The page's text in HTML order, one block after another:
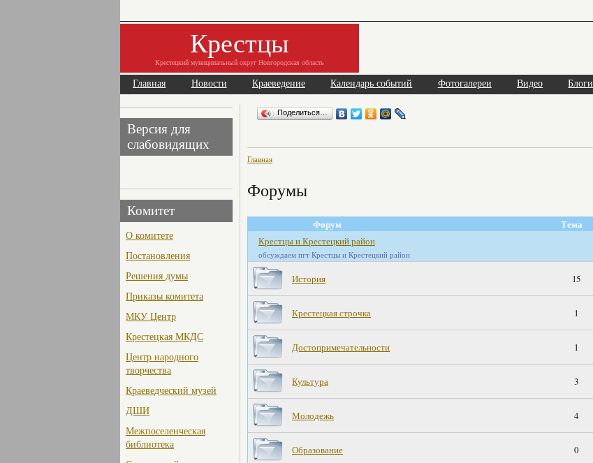
Крестцы
Крестецкий муниципальный округ Новгородская область
Главная Новости Краеведение Календарь событий Фотогалереи Видео Блоги
Версия для
слабовидящих
Комитет
О комитете
Постановления
Решения думы
Приказы комитета
МКУ Центр
Крестецкая МКДС
Центр народного
творчества
Краеведческий музей
ДШИ
Межпоселенческая
библиотека
Поделиться…
Главная
Форумы
Форум Тема
Крестцы и Крестецкий район
обсуждаем пгт Крестцы и Крестецкий район
История 15
Крестецкая строчка 1
Достопримечательности 1
Культура 3
Молодежь 4
Образование 0